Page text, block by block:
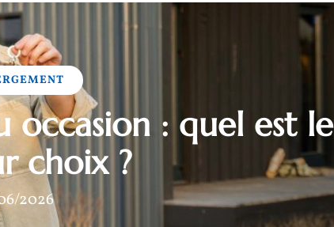
: quel est le
choix ?
2026